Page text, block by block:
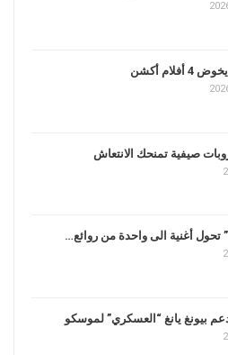
أكشن
تحول أغنية الى واحدة من روائع…
بيونغ يانغ “العسكري” لموسكو